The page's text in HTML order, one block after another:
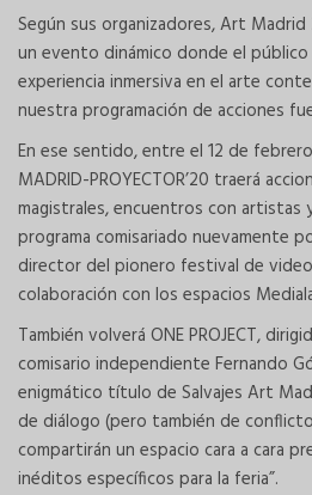
Según sus organizadores, Art
un evento dinámico donde el
experiencia inmersiva en el arte
nuestra programación de acciones
En ese sentido, entre el 12 de
MADRID-PROYECTOR’20 traerá
magistrales, encuentros con artistas
programa comisariado nuevamente
director del pionero festival de
colaboración con los espacios
También volverá ONE PROJECT,
comisario independiente Fernando
enigmático título de Salvajes Art
de diálogo (pero también de
compartirán un espacio cara a cara
inéditos específicos para la feria”.